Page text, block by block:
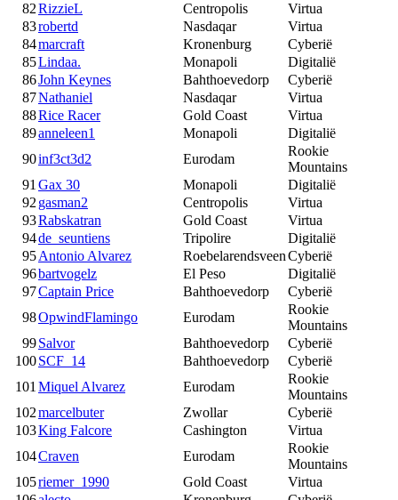
82RizzieL Centropolis
Virtua
83robertd Nasdaqar
Virtua
84marcraft Kronenburg
Cyberië
85Lindaa. Monapoli
Digitalië
86John Keynes Bahthoevedorp
Cyberië
87Nathaniel Nasdaqar
Virtua
88Rice Racer Gold Coast
Virtua
89anneleen1 Monapoli
Digitalië
90inf3ct3d2 Eurodam
Rookie
Mountains
91Gax 30 Monapoli
Digitalië
92gasman2 Centropolis
Virtua
93Rabskatran Gold Coast
Virtua
94de_seuntiens Tripolire
Digitalië
95Antonio Alvarez RoebelarendsveenCyberië
96bartvogelz El Peso
Digitalië
97Captain Price Bahthoevedorp
Cyberië
98OpwindFlamingo Eurodam
Rookie
Mountains
99Salvor Bahthoevedorp
Cyberië
100SCF_14 Bahthoevedorp
Cyberië
101Miquel Alvarez Eurodam
Rookie
Mountains
102marcelbuter Zwollar
Cyberië
103King Falcore Cashington
Virtua
104Craven Eurodam
Rookie
Mountains
105riemer_1990 Gold Coast
Virtua